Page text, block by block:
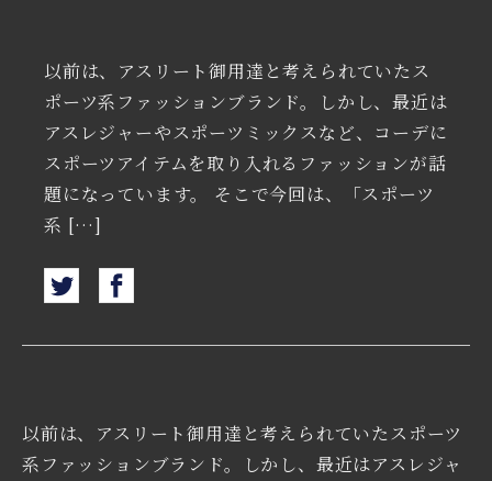
以前は、アスリート御用達と考えられていたス
ポーツ系ファッションブランド。しかし、最近は
アスレジャーやスポーツミックスなど、コーデに
スポーツアイテムを取り入れるファッションが話
題になっています。 そこで今回は、「スポーツ
系 […]
以前は、アスリート御用達と考えられていたスポーツ
系ファッションブランド。しかし、最近はアスレジャ